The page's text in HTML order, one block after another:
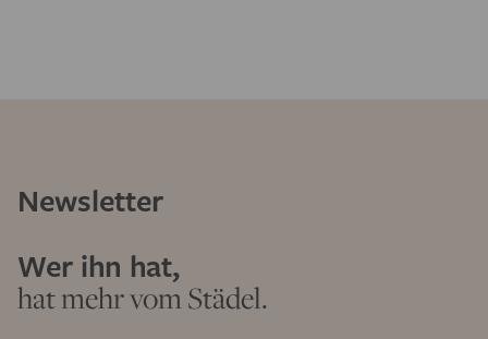
Newsletter
Wer ihn hat,
hat mehr vom Städel.